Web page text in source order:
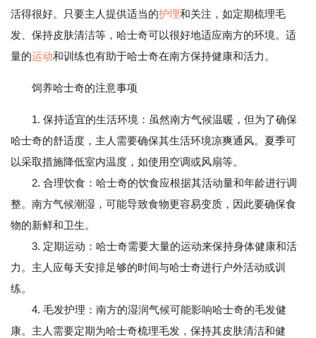
活得很好。只要主人提供适当的护理和关注，如定期梳理毛
发、保持皮肤清洁等，哈士奇可以很好地适应南方的环境。适
量的运动和训练也有助于哈士奇在南方保持健康和活力。
饲养哈士奇的注意事项
1. 保持适宜的生活环境：虽然南方气候温暖，但为了确保
哈士奇的舒适度，主人需要确保其生活环境凉爽通风。夏季可
以采取措施降低室内温度，如使用空调或风扇等。
2. 合理饮食：哈士奇的饮食应根据其活动量和年龄进行调
整。南方气候潮湿，可能导致食物更容易变质，因此要确保食
物的新鲜和卫生。
3. 定期运动：哈士奇需要大量的运动来保持身体健康和活
力。主人应每天安排足够的时间与哈士奇进行户外活动或训
练。
4. 毛发护理：南方的湿润气候可能影响哈士奇的毛发健
康。主人需要定期为哈士奇梳理毛发，保持其皮肤清洁和健